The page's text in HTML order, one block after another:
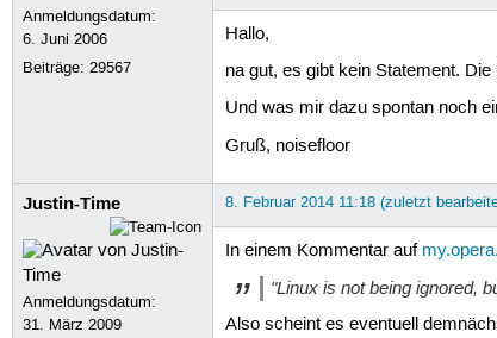
Anmeldungsdatum:
6. Juni 2006
Beiträge:29567
Hallo,
na gut, es gibt kein Statement.
Und was mir dazu spontan noch
Gruß, noisefloor
Justin-Time
Anmeldungsdatum:
31. März 2009
8. Februar 2014 11:18 (zuletzt
In einem Kommentar auf
"Linux is not being ignored,
Also scheint es eventuell